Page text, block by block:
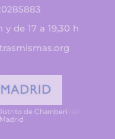
y de 17 a 19,30 h
de Chamberídel